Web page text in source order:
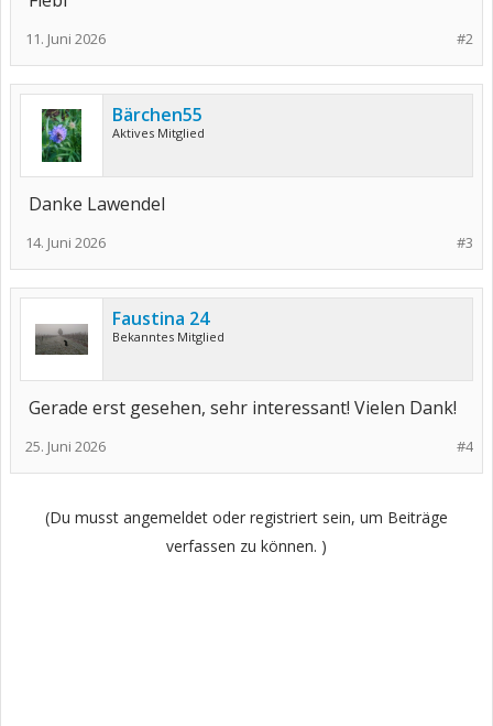
#2
11. Juni 2026
Bärchen55
Aktives Mitglied
Danke Lawendel
#3
14. Juni 2026
Faustina 24
Bekanntes Mitglied
Gerade erst gesehen, sehr interessant! Vielen Dank!
#4
25. Juni 2026
(Du musst angemeldet oder registriert sein, um Beiträge
verfassen zu können. )